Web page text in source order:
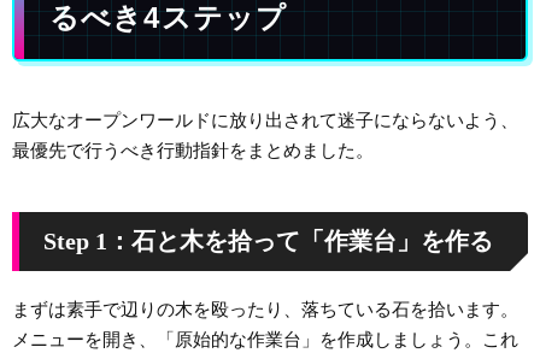
るべき4ステップ
広大なオープンワールドに放り出されて迷子にならないよう、
最優先で行うべき行動指針をまとめました。
Step 1：石と木を拾って「作業台」を作る
まずは素手で辺りの木を殴ったり、落ちている石を拾います。
メニューを開き、「原始的な作業台」を作成しましょう。これ